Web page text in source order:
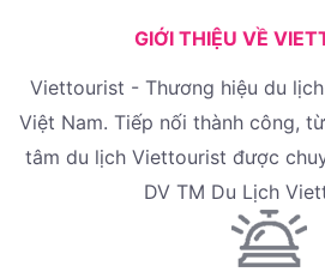
GIỚI THIỆU VỀ
Viettourist - Thương hiệu du
Việt Nam. Tiếp nối thành công,
tâm du lịch Viettourist được
DV TM Du Lịch